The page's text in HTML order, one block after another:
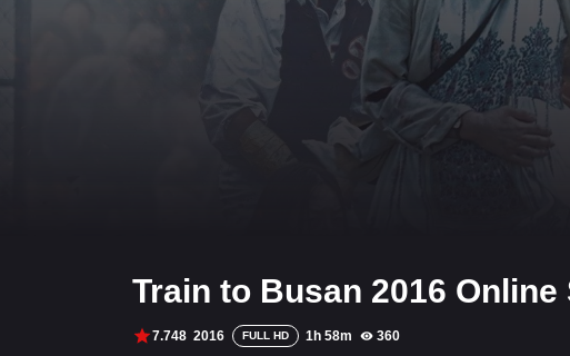
Train to Busan 2016
7.748 2016 FULL HD 1h 58m 360